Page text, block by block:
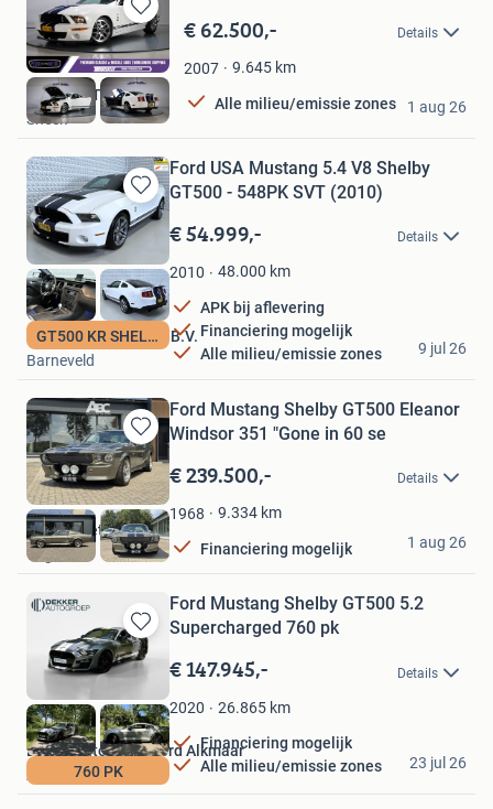
Bewaren
in
Mijn
Favorieten
€ 62.500,- Details
2007 9.645 km
Alle milieu/emissie zones
Pedal To The Metal
Sneek
1 aug 26
Bewaren
in
Mijn
Favorieten
GT500 KR SHELBY
Ford USA Mustang 5.4 V8 Shelby
GT500 - 548PK SVT (2010)
€ 54.999,- Details
2010 48.000 km
APK bij aflevering
Financiering mogelijk
Alle milieu/emissie zones
Autobedrijf Leeuwis B.V.
Barneveld
9 jul 26
Bewaren
in
Mijn
Favorieten
Ford Mustang Shelby GT500 Eleanor
Windsor 351 "Gone in 60 se
€ 239.500,- Details
1968 9.334 km
Financiering mogelijk
Always Better Cars
Veghel
1 aug 26
Bewaren
in
Mijn
Favorieten
760 PK
Ford Mustang Shelby GT500 5.2
Supercharged 760 pk
€ 147.945,- Details
2020 26.865 km
Financiering mogelijk
Alle milieu/emissie zones
Dekkerautogroep Ford Alkmaar
Alkmaar
23 jul 26